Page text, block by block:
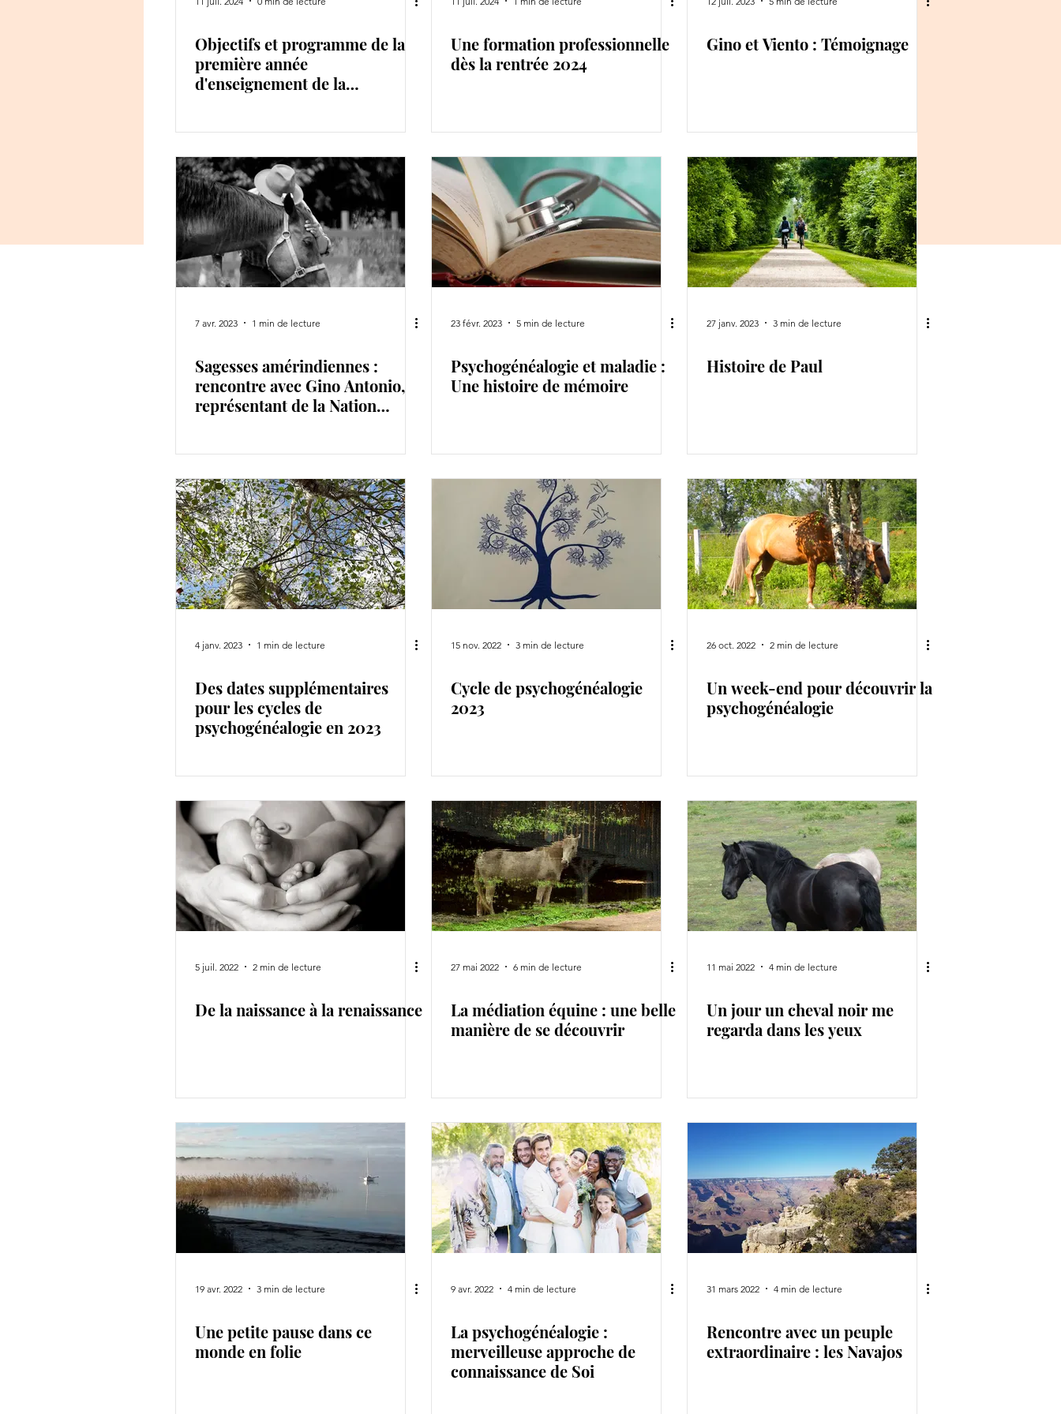
Objectifs et programme de la
première année
d'enseignement de la
Une formation professionnelle
dès la rentrée 2024
Gino et Viento : Témoignage
7 avr. 2023 1 min de lecture
Sagesses amérindiennes :
rencontre avec Gino Antonio,
représentant de la Nation
23 févr. 2023 5 min de lecture
Psychogénéalogie et maladie :
Une histoire de mémoire
27 janv. 2023 3 min de lecture
Histoire de Paul
4 janv. 2023 1 min de lecture
Des dates supplémentaires
pour les cycles de
psychogénéalogie en 2023
15 nov. 2022 3 min de lecture
Cycle de psychogénéalogie
2023
26 oct. 2022 2 min de lecture
Un week-end pour découvrir la
psychogénéalogie
5 juil. 2022 2 min de lecture
De la naissance à la renaissance
27 mai 2022 6 min de lecture
La médiation équine : une belle
manière de se découvrir
11 mai 2022 4 min de lecture
Un jour un cheval noir me
regarda dans les yeux
19 avr. 2022 3 min de lecture
Une petite pause dans ce
monde en folie
9 avr. 2022 4 min de lecture
La psychogénéalogie :
merveilleuse approche de
connaissance de Soi
31 mars 2022 4 min de lecture
Rencontre avec un peuple
extraordinaire : les Navajos